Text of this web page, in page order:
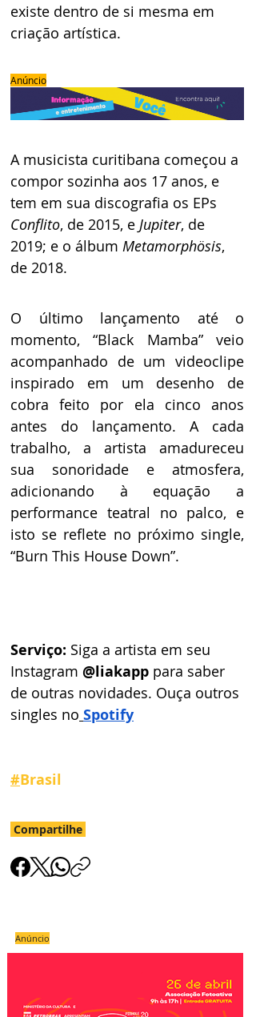
existe dentro de si mesma em
criação artística.
Anúncio
A musicista curitibana começou a
compor sozinha aos 17 anos, e
tem em sua discografia os EPs
Conflito, de 2015, e Jupiter, de
2019; e o álbum Metamorphösis,
de 2018.
O último lançamento até o
momento, “Black Mamba” veio
acompanhado de um videoclipe
inspirado em um desenho de
cobra feito por ela cinco anos
antes do lançamento. A cada
trabalho, a artista amadureceu
sua sonoridade e atmosfera,
adicionando à equação a
performance teatral no palco, e
isto se reflete no próximo single,
“Burn This House Down”.
Serviço: Siga a artista em seu
Instagram @liakapp para saber
de outras novidades. Ouça outros
singles no Spotify
#Brasil
Compartilhe
Anúncio